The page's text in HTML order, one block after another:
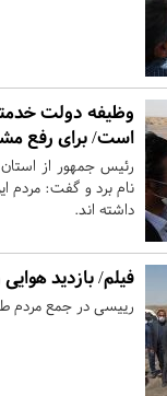
وظیفه دولت
است/ برای رفع
رئیس جمهور از
نام برد و گفت: مردم
داشته اند.
فیلم/ بازدید
رییسی در جمع مردم